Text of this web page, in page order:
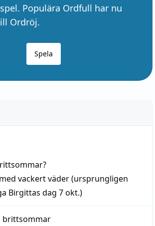
Populära Ordfull har nu
Ordröj.
Spela
?
med vackertväder(ursprungligen
Birgittas dag 7 okt.)
brittsommar